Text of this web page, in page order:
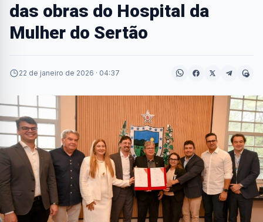
das obras do Hospital da
Mulher do Sertão
22 de janeiro de 2026 · 04:37